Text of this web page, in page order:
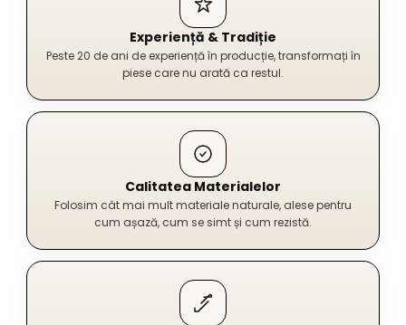
Experiență & Tradiție
Peste 20 de ani de experiență în producție, transformați în
piese care nu arată ca restul.
Calitatea Materialelor
Folosim cât mai mult materiale naturale, alese pentru
cum așază, cum se simt și cum rezistă.